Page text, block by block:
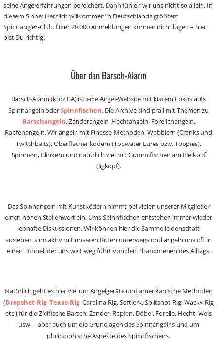
seine Angelerfahrungen bereichert. Dann fühlen wir uns nicht so allein. In
diesem Sinne: Herzlich willkommen in Deutschlands größtem
Spinnangler-Club. Über 20.000 Anmeldungen können nicht lügen – hier
bist Du richtig!
Über den Barsch-Alarm
Barsch-Alarm (kurz BA) ist eine Angel-Website mit klarem Fokus aufs
Spinnangeln oderSpinnfischen. Die Archive sind prall mit Themen zu
Barschangeln, Zanderangeln, Hechtangeln, Forellenangeln,
Rapfenangeln. Wir angeln mit Finesse-Methoden, Wobblern (Cranks und
Twitchbaits), Oberflächenködern (Topwater Lures bzw. Toppies),
Spinnern, Blinkern und natürlich viel mit Gummifischen am Bleikopf
(Jigkopf).
Das Spinnangeln mit Kunstködern nimmt bei vielen unserer Mitglieder
einen hohen Stellenwert ein. Ums Spinnfischen entstehen immer wieder
lebhafte Diskussionen. Wir können hier die Sammelleidenschaft
ausleben, sind aktiv mit unseren Ruten unterwegs und angeln uns oft in
einen Tunnel, der uns weit weg führt von den Phänomenen des Alltags.
Natürlich geht es hier viel um Angelgeräte und amerikanische Methoden
(Dropshot-Rig,Texas-Rig, Carolina-Rig, Softjerk, Splitshot-Rig, Wacky-Rig
etc.) für die Zielfische Barsch, Zander, Rapfen, Döbel, Forelle, Hecht, Wels
usw. – aber auch um die Grundlagen des Spinnangelns und um
philosophische Aspekte des Spinnfischens.